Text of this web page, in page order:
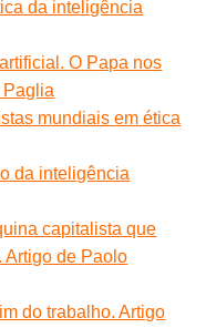
da inteligência
O Papa nos
Paglia
mundiais em ética
da inteligência
capitalista que
Artigo de Paolo
do trabalho. Artigo